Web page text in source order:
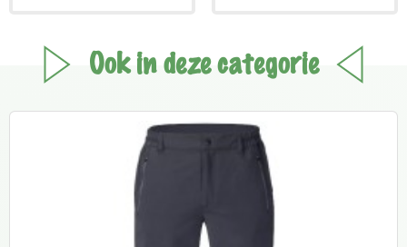
Ook in deze categorie